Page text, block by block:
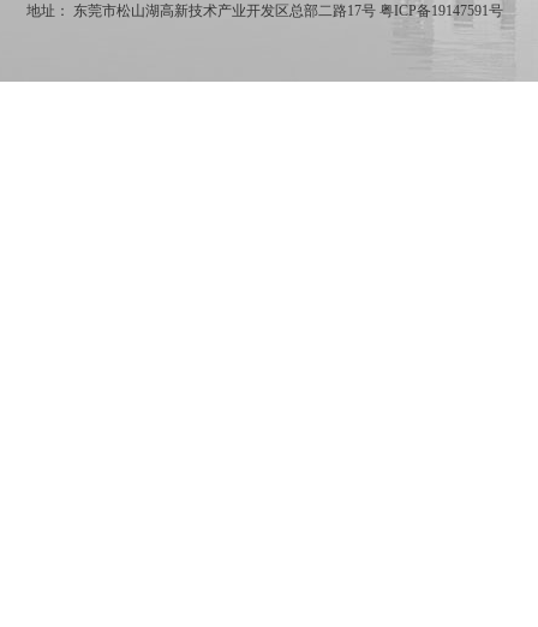
地址： 东莞市松山湖高新技术产业开发区总部二路17号 粤ICP备19147591号